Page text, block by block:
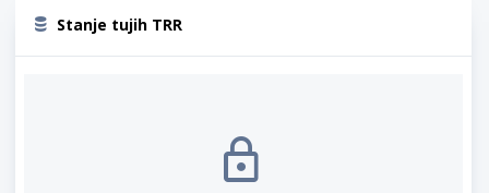
Stanje tujih TRR